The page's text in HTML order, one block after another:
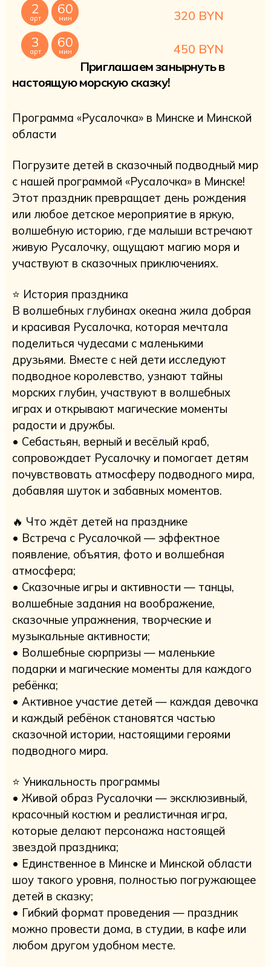
2
арт
60
мин 320 BYN
3
арт
60
мин
450 BYN
Приглашаем занырнуть в
настоящую морскую сказку!
Программа «Русалочка» в Минске и Минской
области
Погрузите детей в сказочный подводный мир
с нашей программой «Русалочка» в Минске!
Этот праздник превращает день рождения
или любое детское мероприятие в яркую,
волшебную историю, где малыши встречают
живую Русалочку, ощущают магию моря и
участвуют в сказочных приключениях.
⭐️ История праздника
В волшебных глубинах океана жила добрая
и красивая Русалочка, которая мечтала
поделиться чудесами с маленькими
друзьями. Вместе с ней дети исследуют
подводное королевство, узнают тайны
морских глубин, участвуют в волшебных
играх и открывают магические моменты
радости и дружбы.
• Себастьян, верный и весёлый краб,
сопровождает Русалочку и помогает детям
почувствовать атмосферу подводного мира,
добавляя шуток и забавных моментов.
🔥 Что ждёт детей на празднике
• Встреча с Русалочкой — эффектное
появление, объятия, фото и волшебная
атмосфера;
• Сказочные игры и активности — танцы,
волшебные задания на воображение,
сказочные упражнения, творческие и
музыкальные активности;
• Волшебные сюрпризы — маленькие
подарки и магические моменты для каждого
ребёнка;
• Активное участие детей — каждая девочка
и каждый ребёнок становятся частью
сказочной истории, настоящими героями
подводного мира.
⭐️ Уникальность программы
• Живой образ Русалочки — эксклюзивный,
красочный костюм и реалистичная игра,
которые делают персонажа настоящей
звездой праздника;
• Единственное в Минске и Минской области
шоу такого уровня, полностью погружающее
детей в сказку;
• Гибкий формат проведения — праздник
можно провести дома, в студии, в кафе или
любом другом удобном месте.